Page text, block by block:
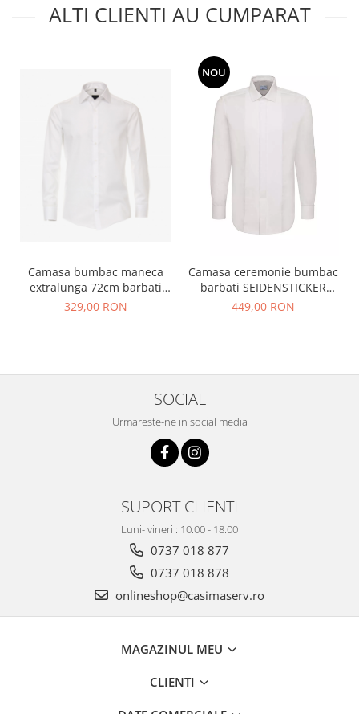
ALTI CLIENTI AU CUMPARAT
Camasa bumbac maneca
extralunga 72cm barbati
VENTI Modern Fit alb
329,00 RON
NOU
Camasa ceremonie bumbac
barbati SEIDENSTICKER
156894 Regular Plisse alb
449,00 RON
SOCIAL
Urmareste-ne in social media
SUPORT CLIENTI
Luni- vineri : 10.00 - 18.00
0737 018 877
0737 018 878
onlineshop@casimaserv.ro
MAGAZINUL MEU
CLIENTI